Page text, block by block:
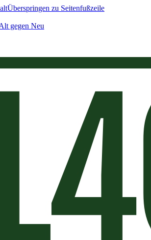
Überspringen zu Seitenfußzeile
gegen Neu